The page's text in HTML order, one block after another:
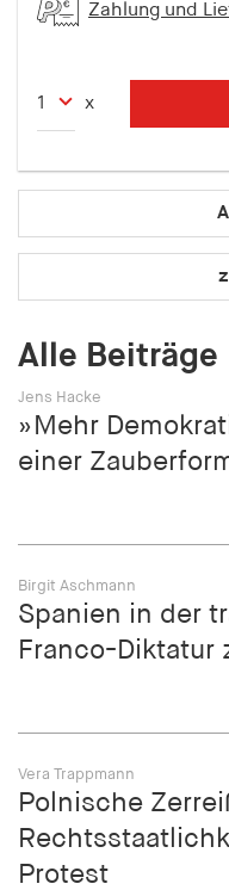
Zahlung und
x
Alle Beiträge
Jens Hacke
»Mehr
einer
Birgit Aschmann
Spanien in der
Franco-Diktatur
Vera Trappmann
Polnische
Protest
Name:
hamburger-
Cookie Laufzeit: